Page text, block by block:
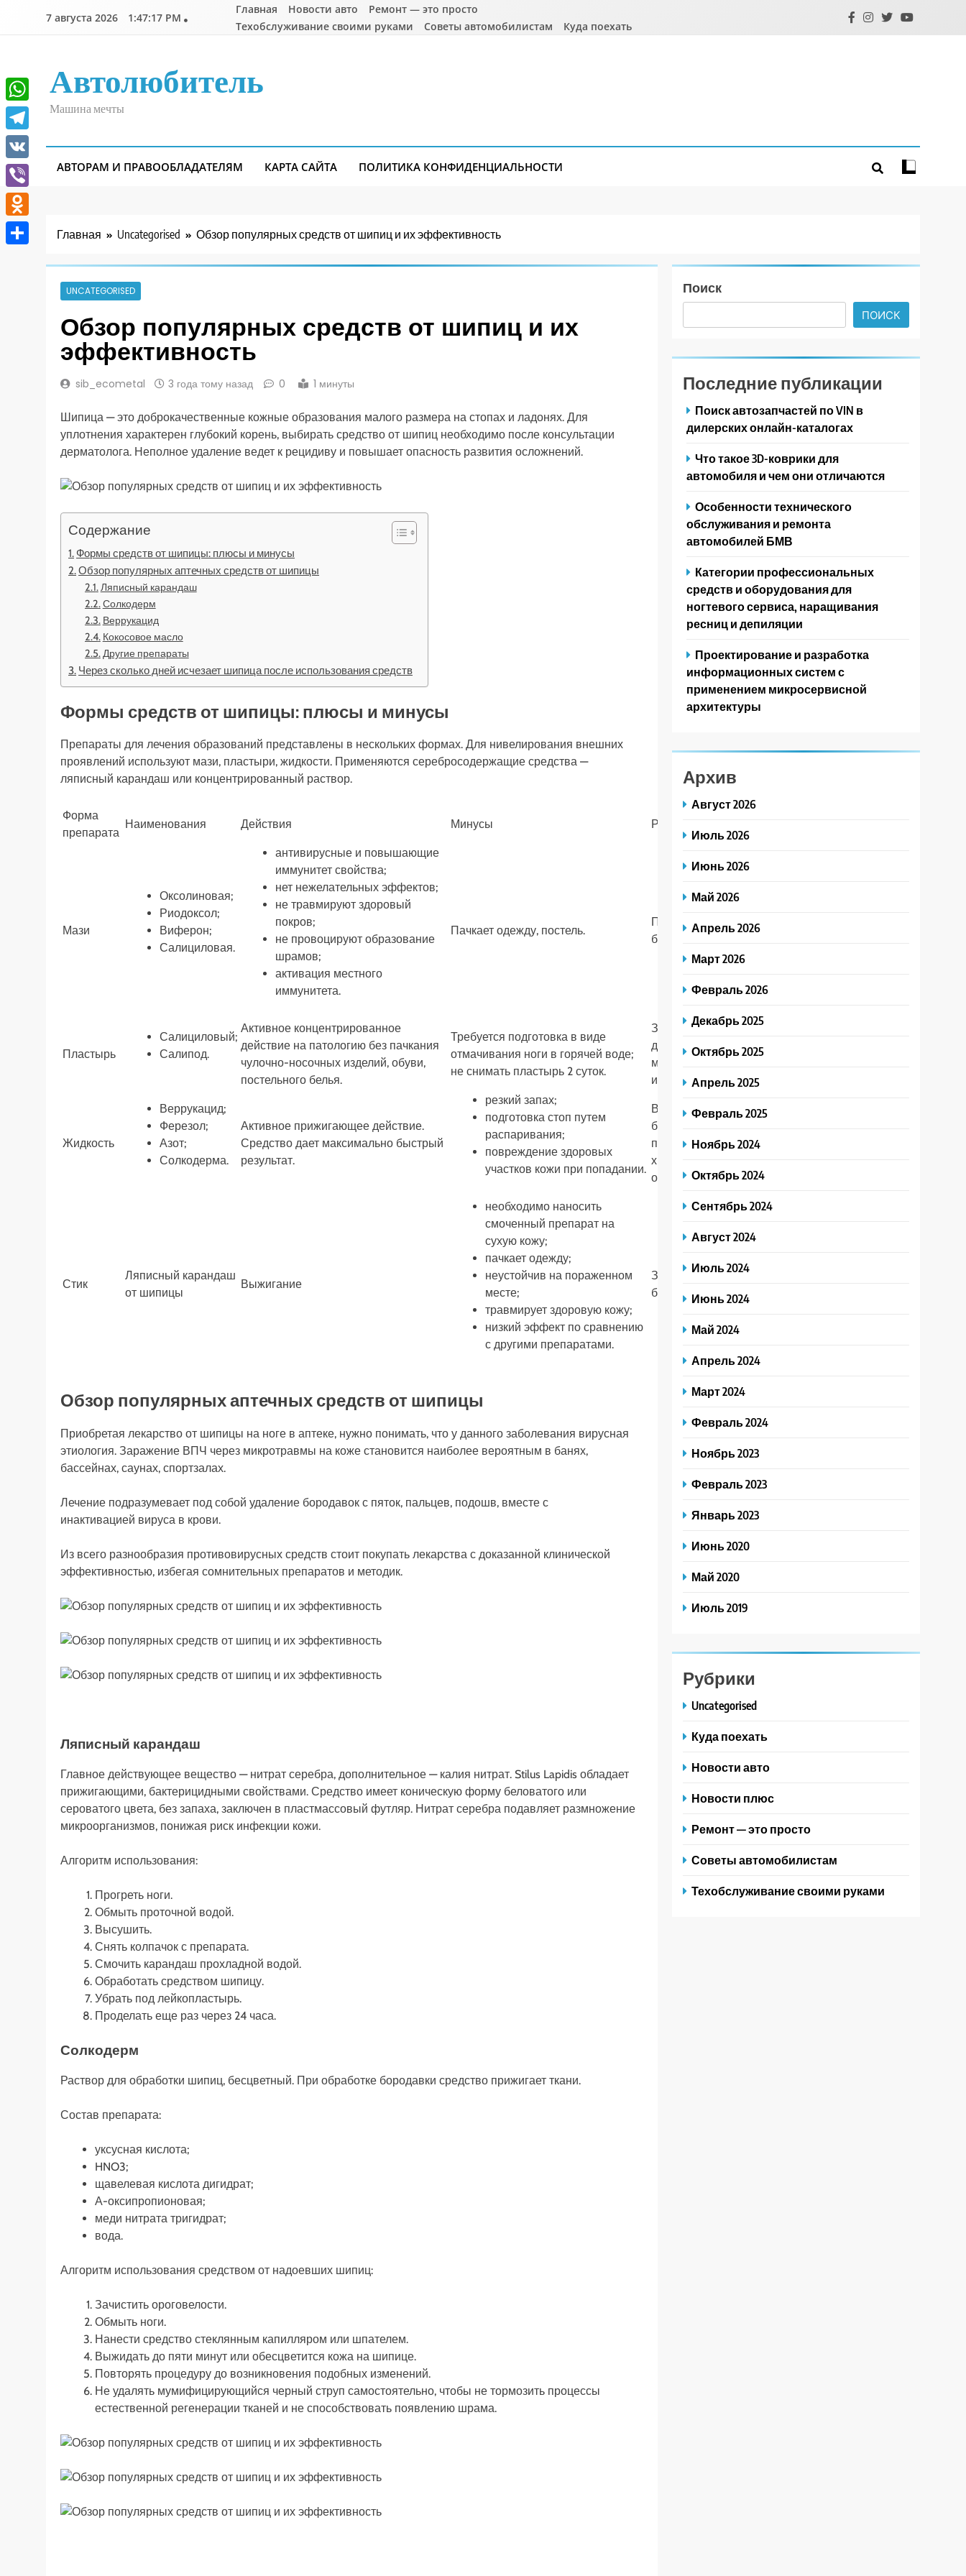
7 августа 2026 1:47:18 PM
Главная Новости авто
Ремонт — это просто
Техобслуживание своими руками
Советы автомобилистам Куда поехать
Автолюбитель
Машина мечты
АВТОРАМ И ПРАВООБЛАДАТЕЛЯМ КАРТА САЙТА ПОЛИТИКА КОНФИДЕНЦИАЛЬНОСТИ
Главная Uncategorised Обзор популярных средств от шипиц и их эффективность
UNCATEGORISED
Обзор популярных средств от шипиц и их
эффективность
sib_ecometal 3 года тому назад 0 1 минуты
Шипица — это доброкачественные кожные образования малого размера на стопах и ладонях. Для
уплотнения характерен глубокий корень, выбирать средство от шипиц необходимо после консультации
дерматолога. Неполное удаление ведет к рецидиву и повышает опасность развития осложнений.
Содержание
Формы средств от шипицы: плюсы и минусы
Обзор популярных аптечных средств от шипицы
Ляписный карандаш
Солкодерм
Веррукацид
Кокосовое масло
Другие препараты
Через сколько дней исчезает шипица после использования средств
Формы средств от шипицы: плюсы и минусы
Препараты для лечения образований представлены в нескольких формах. Для нивелирования внешних
проявлений используют мази, пластыри, жидкости. Применяются серебросодержащие средства —
ляписный карандаш или концентрированный раствор.
Форма
препарата
Наименования Действия Минусы Реакция
Мази
Оксолиновая;
Риодоксол;
Виферон;
Салициловая.
антивирусные и повышающие
иммунитет свойства;
нет нежелательных эффектов;
не травмируют здоровый
покров;
не провоцируют образование
шрамов;
активация местного
иммунитета.
Пачкает одежду, постель.
Применение
безболезненно.
Нет ограничений
для беременных,
старше года.
Пластырь
Салициловый;
Салипод.
Активное концентрированное
действие на патологию без пачкания
чулочно-носочных изделий, обуви,
постельного белья.
Требуется подготовка в виде
отмачивания ноги в горячей воде;
не снимать пластырь 2 суток.
Зуд, жжение,
дискомфорт в
месте
использования.
старше трех лет,
Жидкость
Веррукацид;
Ферезол;
Азот;
Солкодерма.
Активное прижигающее действие.
Средство дает максимально быстрый
результат.
резкий запах;
подготовка стоп путем
распаривания;
повреждение здоровых
участков кожи при попадании.
Выраженная
боль,
появление
химического
ожога.
Противопоказано
период лактации и
при беременности.
Стик
Ляписный карандаш
от шипицы
Выжигание
необходимо наносить
смоченный препарат на
сухую кожу;
пачкает одежду;
неустойчив на пораженном
месте;
травмирует здоровую кожу;
низкий эффект по сравнению
с другими препаратами.
Зуд, жжение,
боль.
Нельзя
и женщинам в
период
лактации.
Обзор популярных аптечных средств от шипицы
Приобретая лекарство от шипицы на ноге в аптеке, нужно понимать, что у данного заболевания вирусная
этиология. Заражение ВПЧ через микротравмы на коже становится наиболее вероятным в банях,
бассейнах, саунах, спортзалах.
Лечение подразумевает под собой удаление бородавок с пяток, пальцев, подошв, вместе с
инактивацией вируса в крови.
Из всего разнообразия противовирусных средств стоит покупать лекарства с доказанной клинической
эффективностью, избегая сомнительных препаратов и методик.
Ляписный карандаш
Главное действующее вещество — нитрат серебра, дополнительное — калия нитрат. Stilus Lapidis обладает
прижигающими, бактерицидными свойствами. Средство имеет коническую форму беловатого или
сероватого цвета, без запаха, заключен в пластмассовый футляр. Нитрат серебра подавляет размножение
микроорганизмов, понижая риск инфекции кожи.
Алгоритм использования:
Прогреть ноги.
Обмыть проточной водой.
Высушить.
Снять колпачок с препарата.
Смочить карандаш прохладной водой.
Обработать средством шипицу.
Убрать под лейкопластырь.
Проделать еще раз через 24 часа.
Солкодерм
Раствор для обработки шипиц, бесцветный. При обработке бородавки средство прижигает ткани.
Состав препарата:
уксусная кислота;
HNO3;
щавелевая кислота дигидрат;
А-оксипропионовая;
меди нитрата тригидрат;
вода.
Алгоритм использования средством от надоевших шипиц:
Зачистить ороговелости.
Обмыть ноги.
Нанести средство стеклянным капилляром или шпателем.
Выжидать до пяти минут или обесцветится кожа на шипице.
Повторять процедуру до возникновения подобных изменений.
Не удалять мумифицирующийся черный струп самостоятельно, чтобы не тормозить процессы
естественной регенерации тканей и не способствовать появлению шрама.
Поиск
ПОИСК
Последние публикации
Поиск автозапчастей по VIN в
дилерских онлайн-каталогах
Что такое 3D-коврики для
автомобиля и чем они отличаются
Особенности технического
обслуживания и ремонта
автомобилей БМВ
Категории профессиональных
средств и оборудования для
ногтевого сервиса, наращивания
ресниц и депиляции
Проектирование и разработка
информационных систем с
применением микросервисной
архитектуры
Архив
Август 2026
Июль 2026
Июнь 2026
Май 2026
Апрель 2026
Март 2026
Февраль 2026
Декабрь 2025
Октябрь 2025
Апрель 2025
Февраль 2025
Ноябрь 2024
Октябрь 2024
Сентябрь 2024
Август 2024
Июль 2024
Июнь 2024
Май 2024
Апрель 2024
Март 2024
Февраль 2024
Ноябрь 2023
Февраль 2023
Январь 2023
Июнь 2020
Май 2020
Июль 2019
Рубрики
Uncategorised
Куда поехать
Новости авто
Новости плюс
Ремонт — это просто
Советы автомобилистам
Техобслуживание своими руками
WhatsApp
Telegram
VK
Viber
Odnoklassniki